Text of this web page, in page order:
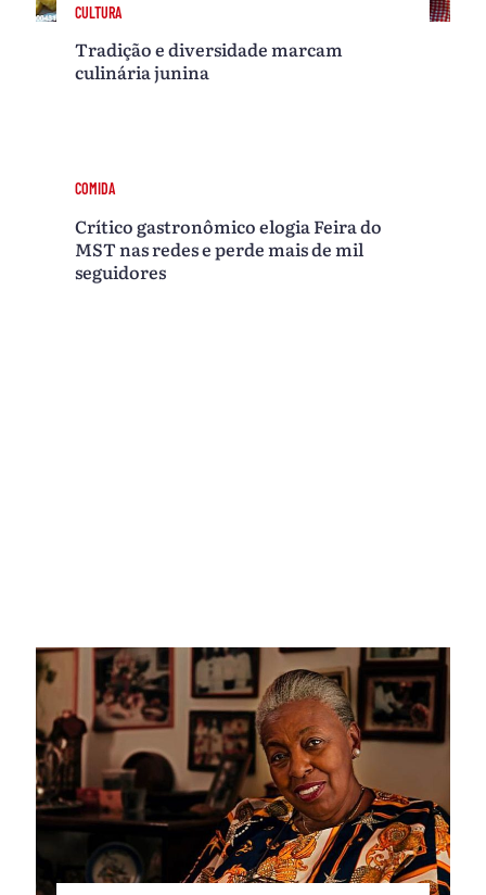
CULTURA
Tradição e diversidade marcam
culinária junina
COMIDA
Crítico gastronômico elogia Feira do
MST nas redes e perde mais de mil
seguidores